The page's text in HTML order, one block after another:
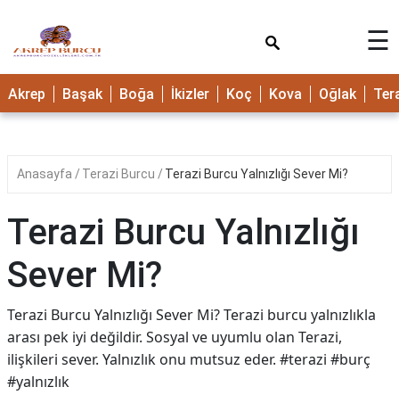
☰
Akrep Başak Boğa İkizler Koç Kova Oğlak
Anasayfa Terazi Burcu Terazi Burcu Yalnızlığı Sever Mi?
Terazi Burcu Yalnızlığı
Sever Mi?
Terazi Burcu Yalnızlığı Sever Mi? Terazi burcu yalnızlıkla
arası pek iyi değildir. Sosyal ve uyumlu olan Terazi,
ilişkileri sever. Yalnızlık onu mutsuz eder. #terazi #burç
#yalnızlık